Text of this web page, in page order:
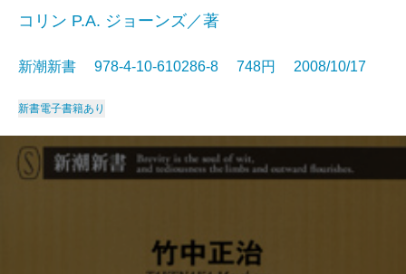
コリン P.A. ジョーンズ／著
新潮新書 978-4-10-610286-8 748円 2008/10/17
新書電子書籍あり